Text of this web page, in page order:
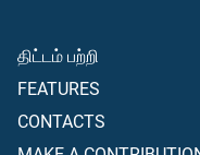
திட்டம் பற்றி
FEATURES
CONTACTS